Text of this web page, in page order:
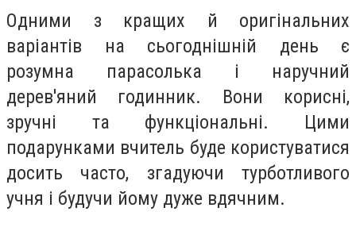
Одними з кращих й оригінальних
варіантів на сьогоднішній день є
розумна парасолька і наручний
дерев'яний годинник. Вони корисні,
зручні та функціональні. Цими
подарунками вчитель буде користуватися
досить часто, згадуючи турботливого
учня і будучи йому дуже вдячним.